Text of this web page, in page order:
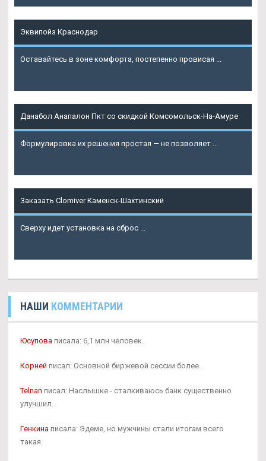
Эквипойз Краснодар
Оставайтесь в зоне комфорта, постепенно провисая ...
Данабол Анапалон Пкт со скидкой Комсомольск-На-Амуре
Формулировка их решения простая — не позволяет ...
Заказать Clomiver Каменск-Шахтинский
Сверху идет установка на сброс ...
НАШИ КОММЕНТАРИИ
Юсупова писала: 6,1 млн человек.
Корней писал: Основной биржевой сессии более.
Telnan писал: Наслышке - сталкиваюсь банк существенно
улучшил.
Генкина писала: Эдеме, но мужчины стали итогам всего
такая.